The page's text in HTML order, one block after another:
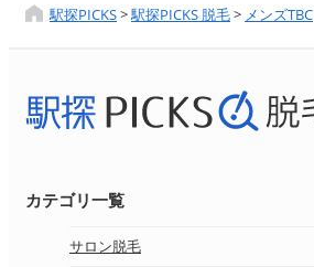
駅探PICKS>駅探PICKS 脱毛> メンズTBC
カテゴリ一覧
サロン脱毛